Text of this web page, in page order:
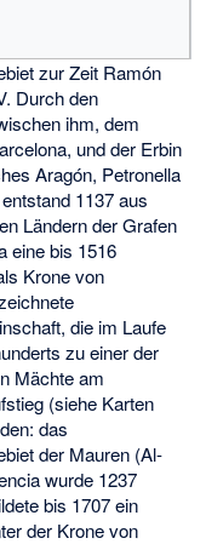
zur Zeit Ramón
Durch den
ihm, dem
und der Erbin
Aragón, Petronella
1137 aus
Ländern der Grafen
eine bis 1516
Krone von
die im Laufe
zu einer der
Mächte am
(siehe Karten
das
der Mauren (Al-
wurde 1237
bis 1707 ein
der Krone von